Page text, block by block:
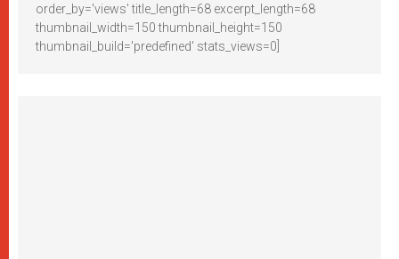
order_by='views' title_length=68 excerpt_length=68
thumbnail_width=150 thumbnail_height=150
thumbnail_build='predefined' stats_views=0]